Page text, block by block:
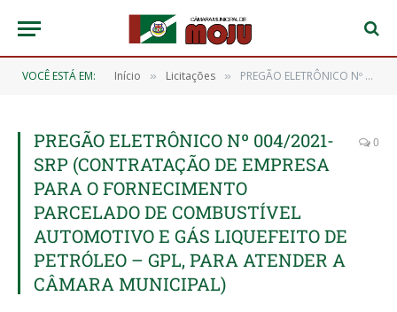
VOCÊ ESTÁ EM: Início » Licitações » PREGÃO ELETRÔNICO Nº 004/2021-SRP (CONTRATAÇÃO DE EMPRESA PARA O FORNECIMENTO PARCELADO DE COMBUSTÍVEL AUTOMOTIVO E GÁS LIQUEFEITO DE PETRÓLEO – GPL, PARA ATENDER A CÂMARA MUNICIPAL)
PREGÃO ELETRÔNICO Nº 004/2021-
SRP (CONTRATAÇÃO DE EMPRESA
PARA O FORNECIMENTO
PARCELADO DE COMBUSTÍVEL
AUTOMOTIVO E GÁS LIQUEFEITO DE
PETRÓLEO – GPL, PARA ATENDER A
CÂMARA MUNICIPAL)
0